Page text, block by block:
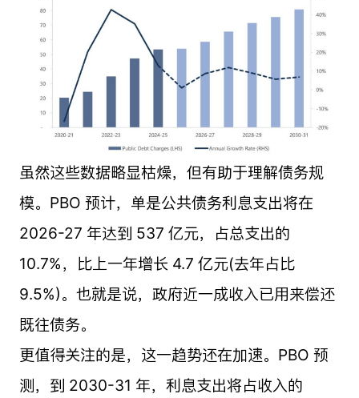
虽然这些数据略显枯燥，但有助于理解债务规
模。PBO 预计，单是公共债务利息支出将在
2026-27 年达到 537 亿元，占总支出的
10.7%，比上一年增长 4.7 亿元(去年占比
9.5%)。也就是说，政府近一成收入已用来偿还
既往债务。
更值得关注的是，这一趋势还在加速。PBO 预
测，到 2030-31 年，利息支出将占收入的